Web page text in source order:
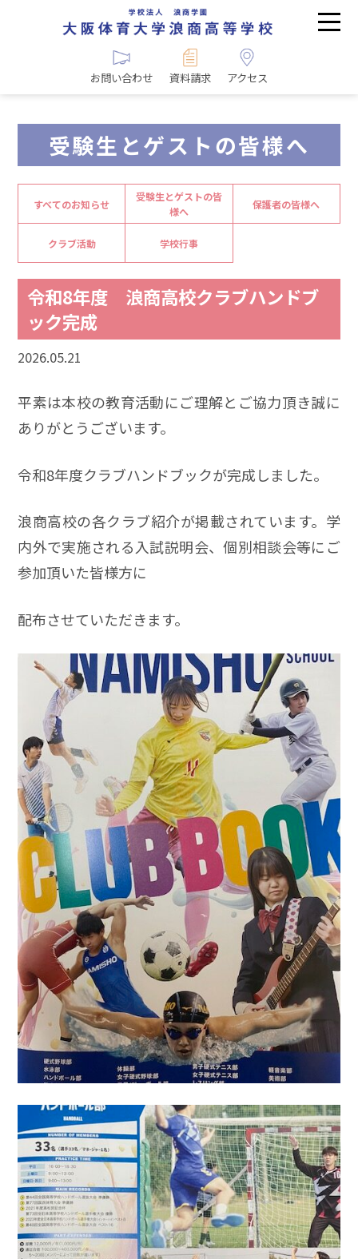
お問い合わせ 資料請求 アクセス
受験生とゲストの皆様へ
すべてのお知らせ
受験生とゲストの皆
様へ
保護者の皆様へ
クラブ活動 学校行事
令和8年度 浪商高校クラブハンドブ
ック完成
2026.05.21
平素は本校の教育活動にご理解とご協力頂き誠に
ありがとうございます。
令和8年度クラブハンドブックが完成しました。
浪商高校の各クラブ紹介が掲載されています。学
内外で実施される入試説明会、個別相談会等にご
参加頂いた皆様方に
配布させていただきます。